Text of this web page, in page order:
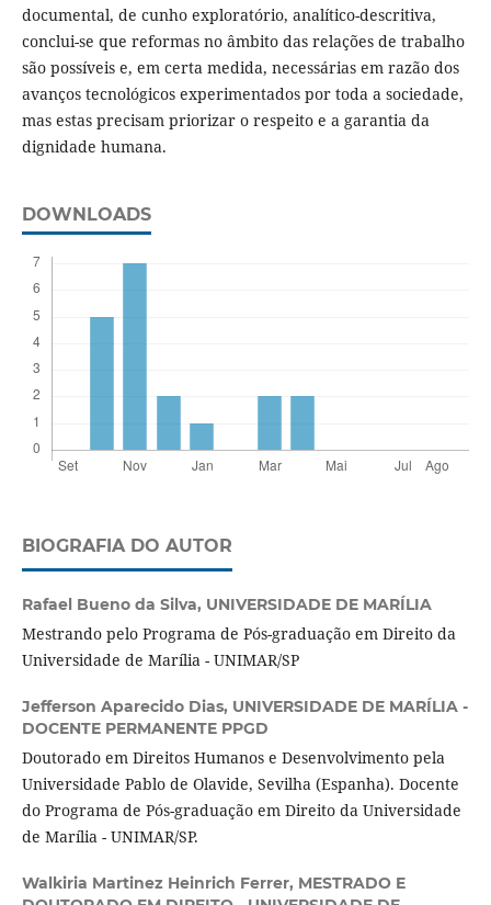
documental, de cunho exploratório, analítico-descritiva,
conclui-se que reformas no âmbito das relações de trabalho
são possíveis e, em certa medida, necessárias em razão dos
avanços tecnológicos experimentados por toda a sociedade,
mas estas precisam priorizar o respeito e a garantia da
dignidade humana.
DOWNLOADS
BIOGRAFIA DO AUTOR
Rafael Bueno da Silva, UNIVERSIDADE DE MARÍLIA
Mestrando pelo Programa de Pós-graduação em Direito da
Universidade de Marília - UNIMAR/SP
Jefferson Aparecido Dias, UNIVERSIDADE DE MARÍLIA -
DOCENTE PERMANENTE PPGD
Doutorado em Direitos Humanos e Desenvolvimento pela
Universidade Pablo de Olavide, Sevilha (Espanha). Docente
do Programa de Pós-graduação em Direito da Universidade
de Marília - UNIMAR/SP.
Walkiria Martinez Heinrich Ferrer, MESTRADO E